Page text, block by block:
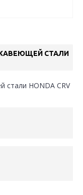
СТАЛИ
стали HONDA CRV